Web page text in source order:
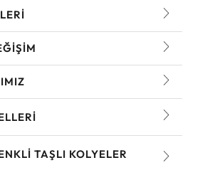
TAŞLI KOLYELER